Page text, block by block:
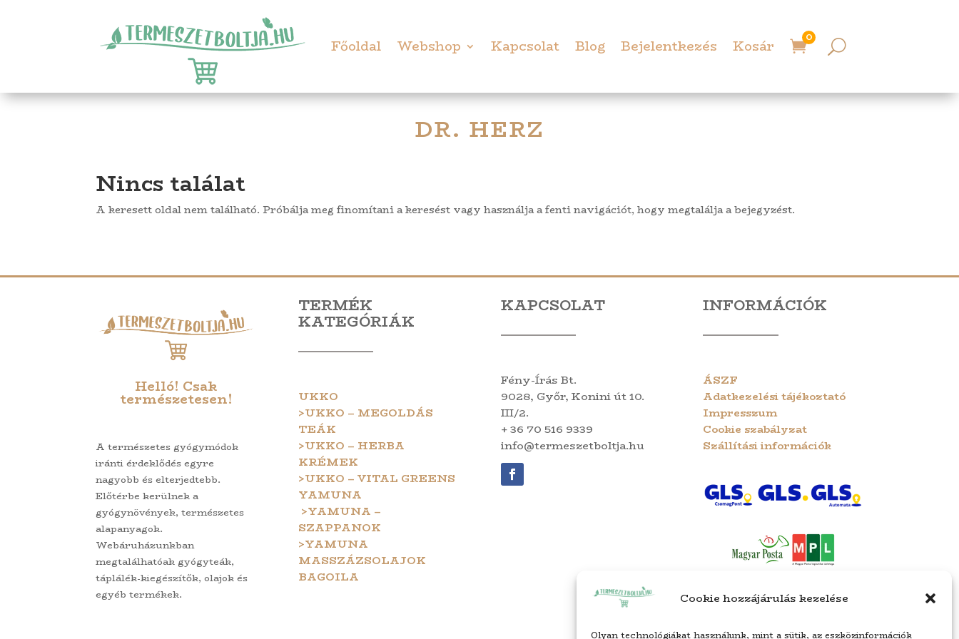
Cookie hozzájárulás kezelése
Olyan technológiákat használunk, mint a sütik, az eszközinformációk
Főoldal Webshop Kapcsolat Blog Bejelentkezés Kosár 
0
DR. HERZ
Nincs találat
A keresett oldal nem található. Próbálja meg finomítani a keresést vagy használja a fenti navigációt, hogy megtalálja a bejegyzést.
Helló! Csak
természetesen!
A természetes gyógymódok
iránti érdeklődés egyre
nagyobb és elterjedtebb.
Előtérbe kerülnek a
gyógynövények, természetes
alapanyagok.
Webáruházunkban
megtalálhatóak gyógyteák,
táplálék-kiegészítők, olajok és
egyéb termékek.
TERMÉK
KATEGÓRIÁK
UKKO
>UKKO – MEGOLDÁS
TEÁK
>UKKO – HERBA
KRÉMEK
>UKKO – VITAL GREENS
YAMUNA
>YAMUNA –
SZAPPANOK
>YAMUNA
MASSZÁZSOLAJOK
BAGOILA
KAPCSOLAT
Fény-Írás Bt.
9028, Győr, Konini út 10.
III/2.
+ 36 70 516 9339
info@termeszetboltja.hu
INFORMÁCIÓK
ÁSZF
Adatkezelési tájékoztató
Impresszum
Cookie szabályzat
Szállítási információk